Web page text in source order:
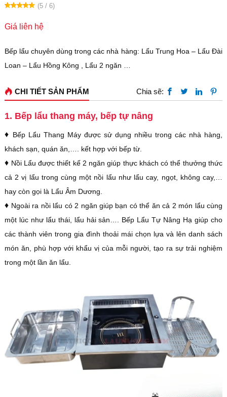
(5 / 6)
Giá liên hệ
Bếp lẩu chuyên dùng trong các nhà hàng: Lẩu Trung Hoa – Lẩu Đài
Loan – Lẩu Hồng Kông , Lẩu 2 ngăn …
CHI TIẾT SẢN PHẨM Chia sẽ:
1. Bếp lẩu thang máy, bếp tự nâng
♦ Bếp Lẩu Thang Máy được sử dụng nhiều trong các nhà hàng,
khách sạn, quán ăn,…. kết hợp với bếp từ.
♦ Nồi Lẩu được thiết kế 2 ngăn giúp thực khách có thể thưởng thức
cả 2 vị lẩu trong cùng một nồi lẩu như lẩu cay, ngọt, không cay,…
hay còn gọi là Lẩu Âm Dương.
♦ Ngoài ra nồi lẩu có 2 ngăn giúp bạn có thể ăn cả 2 món lẩu cùng
một lúc như lẩu thái, lẩu hải sản…. Bếp Lẩu Tự Nâng Hạ giúp cho
các thành viên trong gia đình thoải mái chọn lựa và lên danh sách
món ăn, phù hợp với khẩu vị của mỗi người, tạo ra sự trải nghiệm
trong một lần ăn lẩu.